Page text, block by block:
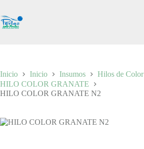
contenido
Inicio Inicio Insumos
Hilos de Color
HILO COLOR GRANATE
HILO COLOR GRANATE N2